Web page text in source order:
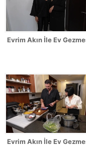
Evrim Akın İle Ev
Evrim Akın İle Ev